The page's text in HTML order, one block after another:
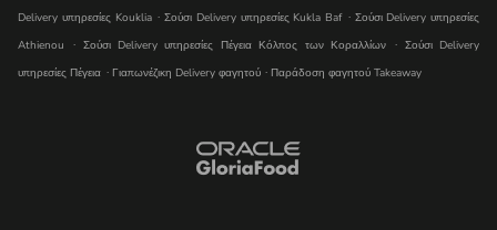
Delivery υπηρεσίες Kouklia . Ʃούσι Delivery υπηρεσίες Kukla Baf . Ʃούσι Delivery υπηρεσίες
Athienou
. Ʃούσι Delivery υπηρεσίες Πέγεια Κόλπος των Κοραλλίων . Ʃούσι Delivery
υπηρεσίες Πέγεια . Γιαπωνέζικη Delivery φαγητού . Παράδοση φαγητού Takeaway